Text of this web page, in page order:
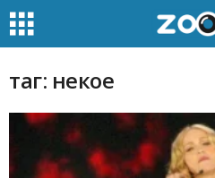
таг: некое